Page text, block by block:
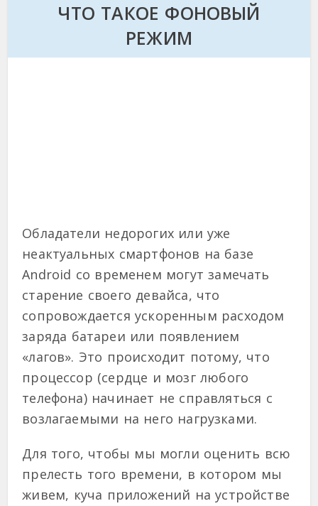
ЧТО ТАКОЕ ФОНОВЫЙ
РЕЖИМ
Обладатели недорогих или уже
неактуальных смартфонов на базе
Android со временем могут замечать
старение своего девайса, что
сопровождается ускоренным расходом
заряда батареи или появлением
«лагов». Это происходит потому, что
процессор (сердце и мозг любого
телефона) начинает не справляться с
возлагаемыми на него нагрузками.
Для того, чтобы мы могли оценить всю
прелесть того времени, в котором мы
живем, куча приложений на устройстве